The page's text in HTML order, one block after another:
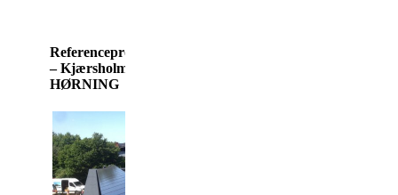
Referenceprojekt
– Kjærsholm,
HØRNING